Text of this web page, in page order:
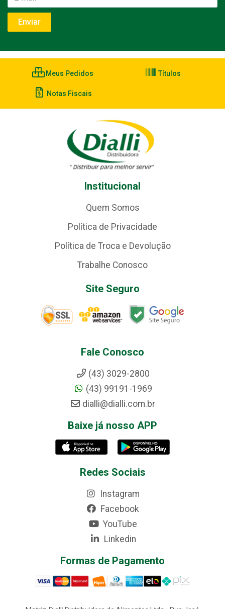
Meus Pedidos Títulos
Notas Fiscais
Institucional
Quem Somos
Política de Privacidade
Política de Troca e Devolução
Trabalhe Conosco
Site Seguro
Fale Conosco
(43) 3029-2800
(43) 99191-1969
dialli@dialli.com.br
Baixe já nosso APP
Redes Sociais
Instagram
Facebook
YouTube
Linkedin
Formas de Pagamento